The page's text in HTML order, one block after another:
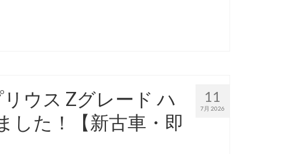
11
7月 2026
ウス Zグレード ハ
した！【新古車・即